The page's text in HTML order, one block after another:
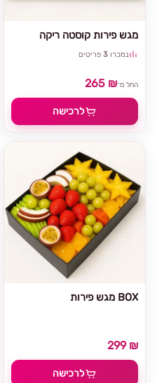
מגש פירות קוסטה ריקה
נמכרו 3 פריטים
החל מ־265 ₪
לרכישה
מגש פירות BOX
299 ₪
לרכישה